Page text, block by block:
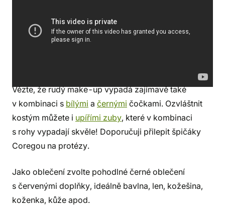
nebylo snazší! Pořiďte si:Čertí rohy
červená a černá,fixace na make-up,červené
Vězte, že rudý make-up vypadá zajímavě také
v kombinaci s bílými a černými čočkami. Ozvláštnit
kostým můžete i upířími zuby, které v kombinaci
s rohy vypadají skvěle! Doporučuji přilepit špičáky
Coregou na protézy.
Jako oblečení zvolte pohodlné černé oblečení
s červenými doplňky, ideálně bavlna, len, kožešina,
koženka, kůže apod.